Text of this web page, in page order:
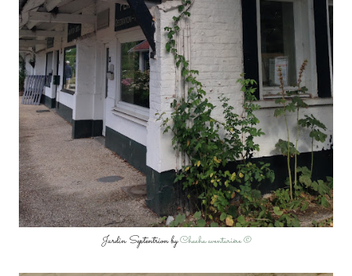
Jardin Septentrion byChacha aventurière ©